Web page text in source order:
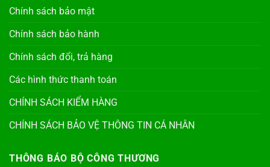
Chính sách bảo mật
Chính sách bảo hành
Chính sách đổi, trả hàng
Các hình thức thanh toán
CHÍNH SÁCH KIỂM HÀNG
CHÍNH SÁCH BẢO VỆ THÔNG TIN CÁ NHÂN
THÔNG BÁO BỘ CÔNG THƯƠNG